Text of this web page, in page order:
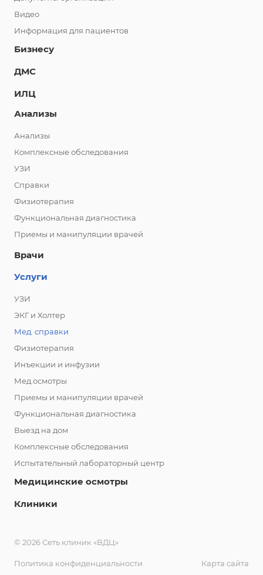
Видео
Информация для пациентов
Бизнесу
ДМС
ИЛЦ
Анализы
Анализы
Комплексные обследования
УЗИ
Справки
Физиотерапия
Функциональная диагностика
Приемы и манипуляции врачей
Врачи
Услуги
УЗИ
ЭКГ и Холтер
Мед. справки
Физиотерапия
Инъекции и инфузии
Мед.осмотры
Приемы и манипуляции врачей
Функциональная диагностика
Выезд на дом
Комплексные обследования
Испытательный лабораторный центр
Медицинские осмотры
Клиники
© 2026 Сеть клиник «ВДЦ»
Политика конфиденциальности Карта сайта